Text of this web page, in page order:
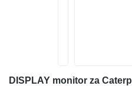
DISPLAY monitor za